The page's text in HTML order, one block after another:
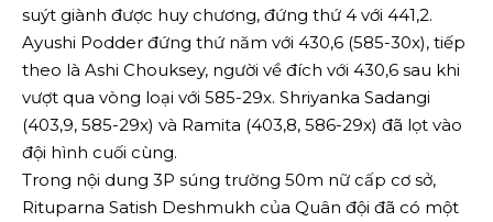
suýt giành được huy chương, đứng thứ 4 với 441,2.
Ayushi Podder đứng thứ năm với 430,6 (585-30x), tiếp
theo là Ashi Chouksey, người về đích với 430,6 sau khi
vượt qua vòng loại với 585-29x. Shriyanka Sadangi
(403,9, 585-29x) và Ramita (403,8, 586-29x) đã lọt vào
đội hình cuối cùng.
Trong nội dung 3P súng trường 50m nữ cấp cơ sở,
Rituparna Satish Deshmukh của Quân đội đã có một